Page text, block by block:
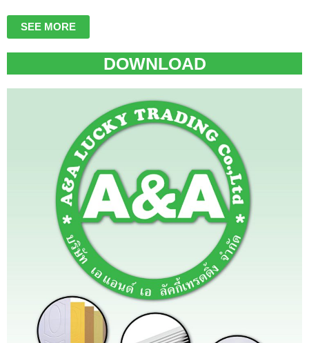
SEE MORE
DOWNLOAD